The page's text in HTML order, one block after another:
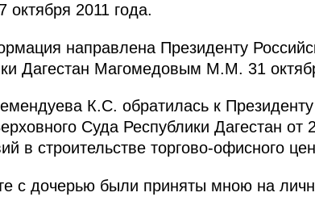
2011 года.
направлена Президенту
Дагестан Магомедовым М.М. 31
К.С. обратилась к
Суда Республики Дагестан от
в строительстве торгово-офисного
с дочерью были приняты мною на